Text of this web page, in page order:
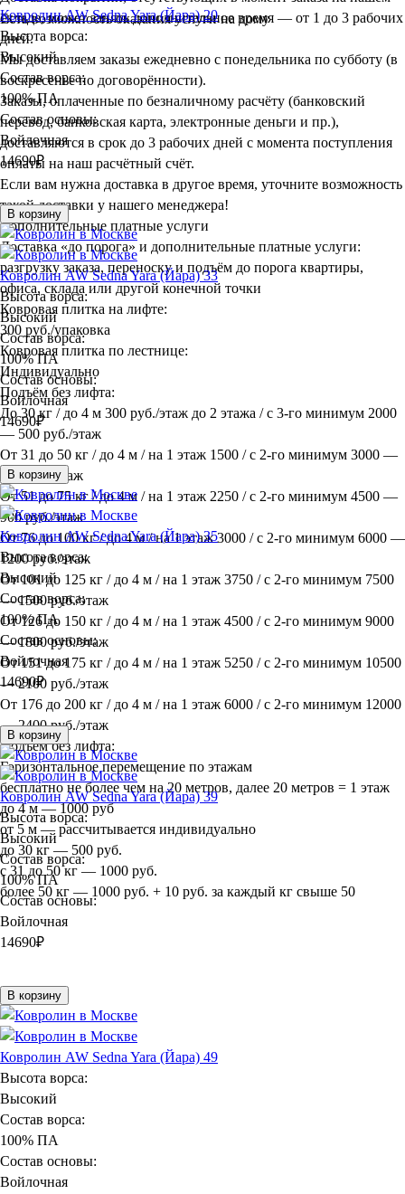
Есть возможность оказания услуги на дому
складе, может занять дополнительное время — от 1 до 3 рабочих
дней.
Мы доставляем заказы ежедневно с понедельника по субботу (в
воскресенье по договорённости).
Заказы, оплаченные по безналичному расчёту (банковский
перевод, банковская карта, электронные деньги и пр.),
доставляются в срок до 3 рабочих дней с момента поступления
оплаты на наш расчётный счёт.
Если вам нужна доставка в другое время, уточните возможность
такой доставки у нашего менеджера!
Дополнительные платные услуги
Доставка «до порога» и дополнительные платные услуги:
разгрузку заказа, переноску и подъём до порога квартиры,
офиса, склада или другой конечной точки
Ковровая плитка на лифте:
300 руб./упаковка
Ковровая плитка по лестнице:
Индивидуально
Подъём без лифта:
До 30 кг / до 4 м 300 руб./этаж до 2 этажа / с 3-го минимум 2000
— 500 руб./этаж
От 31 до 50 кг / до 4 м / на 1 этаж 1500 / с 2-го минимум 3000 —
600 руб./этаж
От 51 до 75 кг / до 4 м / на 1 этаж 2250 / с 2-го минимум 4500 —
900 руб./этаж
От 76 до 100 кг / до 4 м / на 1 этаж 3000 / с 2-го минимум 6000 —
1200 руб./этаж
От 101 до 125 кг / до 4 м / на 1 этаж 3750 / с 2-го минимум 7500
— 1500 руб./этаж
От 126 до 150 кг / до 4 м / на 1 этаж 4500 / с 2-го минимум 9000
— 1800 руб./этаж
От 151 до 175 кг / до 4 м / на 1 этаж 5250 / с 2-го минимум 10500
— 2100 руб./этаж
От 176 до 200 кг / до 4 м / на 1 этаж 6000 / с 2-го минимум 12000
— 2400 руб./этаж
Подъём без лифта:
Горизонтальное перемещение по этажам
бесплатно не более чем на 20 метров, далее 20 метров = 1 этаж
до 4 м — 1000 руб
от 5 м — рассчитывается индивидуально
до 30 кг — 500 руб.
с 31 до 50 кг — 1000 руб.
более 50 кг — 1000 руб. + 10 руб. за каждый кг свыше 50
Ковролин AW Sedna Yara (Йара) 20
Высота ворса:
Высокий
Состав ворса:
100% ПА
Состав основы:
Войлочная
14690₽
В корзину
Ковролин AW Sedna Yara (Йара) 33
Высота ворса:
Высокий
Состав ворса:
100% ПА
Состав основы:
Войлочная
14690₽
В корзину
Ковролин AW Sedna Yara (Йара) 35
Высота ворса:
Высокий
Состав ворса:
100% ПА
Состав основы:
Войлочная
14690₽
В корзину
Ковролин AW Sedna Yara (Йара) 39
Высота ворса:
Высокий
Состав ворса:
100% ПА
Состав основы:
Войлочная
14690₽
В корзину
Ковролин AW Sedna Yara (Йара) 49
Высота ворса:
Высокий
Состав ворса:
100% ПА
Состав основы:
Войлочная